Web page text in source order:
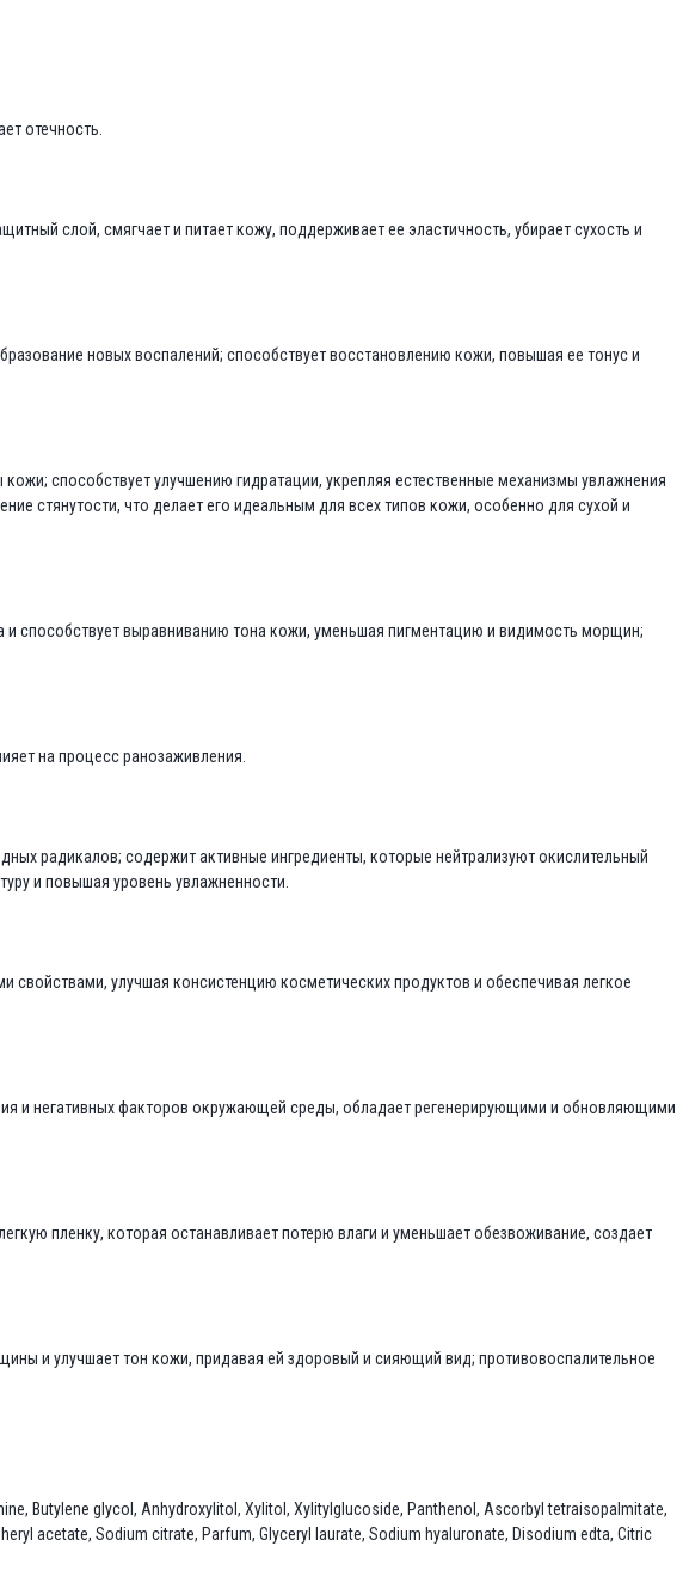
отечность.
слой, смягчает и питает кожу, поддерживает ее эластичность, убирает сухость и
новых воспалений; способствует восстановлению кожи, повышая ее тонус и
способствует улучшению гидратации, укрепляя естественные механизмы увлажнения
стянутости, что делает его идеальным для всех типов кожи, особенно для сухой и
способствует выравниванию тона кожи, уменьшая пигментацию и видимость морщин;
на процесс ранозаживления.
радикалов; содержит активные ингредиенты, которые нейтрализуют окислительный
и повышая уровень увлажненности.
улучшая консистенцию косметических продуктов и обеспечивая легкое
и негативных факторов окружающей среды, обладает регенерирующими и обновляющими
пленку, которая останавливает потерю влаги и уменьшает обезвоживание, создает
и улучшает тон кожи, придавая ей здоровый и сияющий вид; противовоспалительное
Butylene glycol, Anhydroxylitol, Xylitol, Xylitylglucoside, Panthenol, Ascorbyl tetraisopalmitate,
acetate, Sodium citrate, Parfum, Glyceryl laurate, Sodium hyaluronate, Disodium edta, Citric